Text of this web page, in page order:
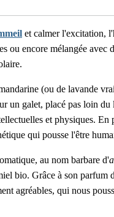
et calmer l'excitation,
encore mélangée
(ou de lavande
un galet, placé pas loin
et physiques. En
qui pousse l'être
au nom barbare d'
bio. Grâce à son
agréables, qui nous